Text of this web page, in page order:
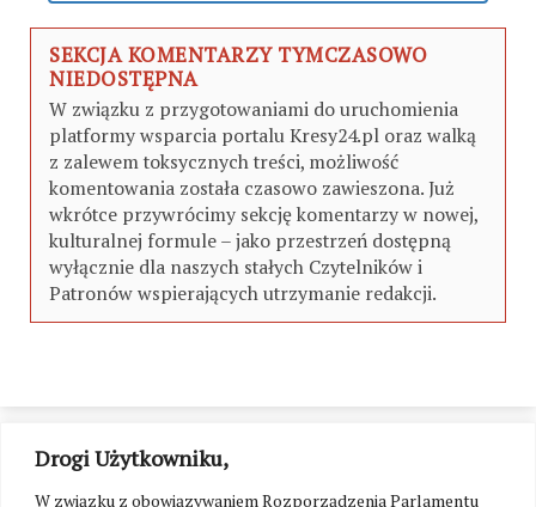
Drogi Użytkowniku,
W związku z obowiązywaniem Rozporządzenia Parlamentu
SEKCJA KOMENTARZY TYMCZASOWO
NIEDOSTĘPNA
W związku z przygotowaniami do uruchomienia
platformy wsparcia portalu Kresy24.pl oraz walką
z zalewem toksycznych treści, możliwość
komentowania została czasowo zawieszona. Już
wkrótce przywrócimy sekcję komentarzy w nowej,
kulturalnej formule – jako przestrzeń dostępną
wyłącznie dla naszych stałych Czytelników i
Patronów wspierających utrzymanie redakcji.